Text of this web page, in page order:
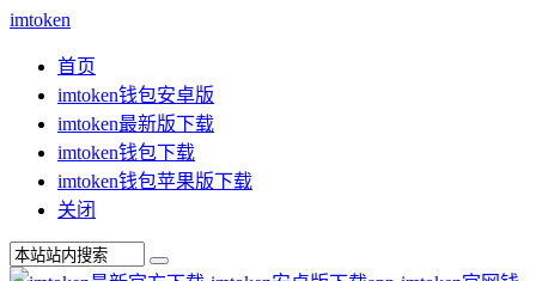
imtoken
首页
imtoken钱包安卓版
imtoken最新版下载
imtoken钱包下载
imtoken钱包苹果版下载
关闭